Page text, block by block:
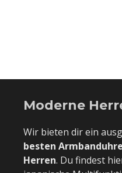
Moderne
Wir bieten dir ein
besten
Herren. Du findest